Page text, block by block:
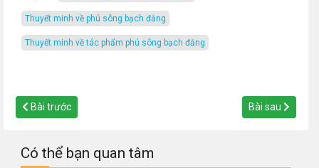
thuyết minh về phú sông bạch đằng
thuyết minh về tác phẩm phú sông bạch đằng
Bài trước Bài sau
Có thể bạn quan tâm